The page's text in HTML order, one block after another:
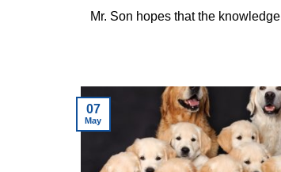
Mr. Son hopes that the
07
May